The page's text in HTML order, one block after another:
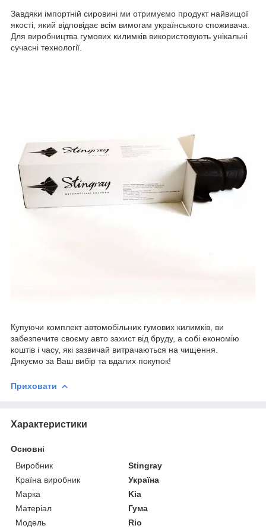
Завдяки імпортній сировині ми отримуємо продукт найвищої
якості, який відповідає всім вимогам українського споживача.
Для виробництва гумових килимків використовують унікальні
сучасні технології.
Купуючи комплект автомобільних гумових килимків, ви
забезпечите своєму авто захист від бруду, а собі економію
коштів і часу, які зазвичай витрачаються на чищення.
Дякуємо за Ваш вибір та вдалих покупок!
Приховати
Характеристики
Основні
Виробник
Stingray
Країна виробник
Україна
Марка
Kia
Матеріал
Гума
Модель
Rio